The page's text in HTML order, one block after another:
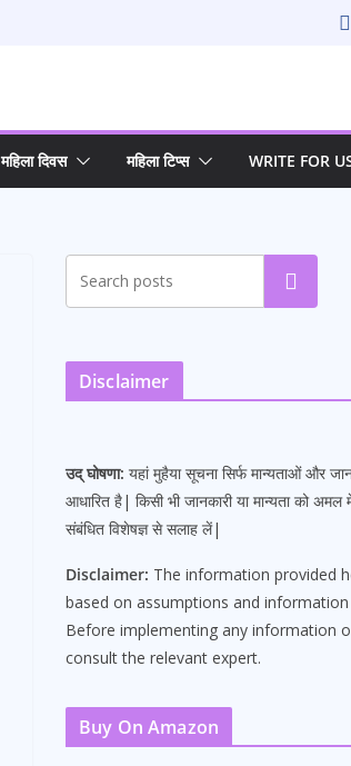
महिला दिवस महिला टिप्स WRITE FOR
Search
Disclaimer
उद् घोषणा: यहां मुहैया सूचना सिर्फ मान्यताओं और
आधारित है| किसी भी जानकारी या मान्यता को
संबंधित विशेषज्ञ से सलाह लें|
Disclaimer: The information provided
based on assumptions and information
Before implementing any information
consult the relevant expert.
Buy On Amazon